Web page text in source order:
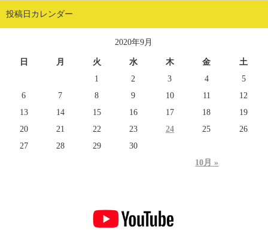
投稿日カレンダー
2020年9月
日 月 火 水 木 金 土
10月 »
1 2 3 4
5
6
7 8 9 10 11
12
13
14 15 16 17 18
19
20
21 22 23 24 25
26
27
28 29 30